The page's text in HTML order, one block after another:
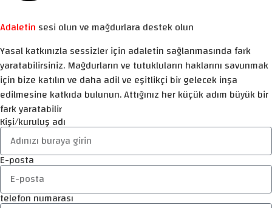
Adaletin sesi olun ve mağdurlara destek olun
Yasal katkınızla sessizler için adaletin sağlanmasında fark
yaratabilirsiniz. Mağdurların ve tutukluların haklarını savunmak
için bize katılın ve daha adil ve eşitlikçi bir gelecek inşa
edilmesine katkıda bulunun. Attığınız her küçük adım büyük bir
fark yaratabilir
Kişi/kuruluş adı
E-posta
telefon numarası